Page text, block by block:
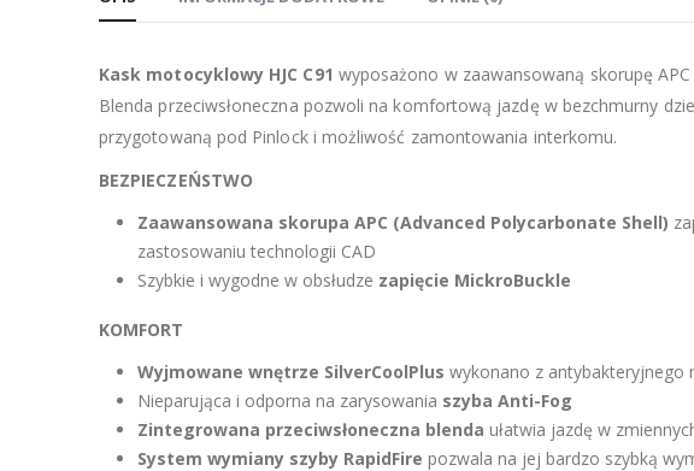
Kask motocyklowy HJC C91 wyposażono w zaawansowaną skorupę
Blenda przeciwsłoneczna pozwoli na komfortową jazdę w bezchmurny
przygotowaną pod Pinlock i możliwość zamontowania interkomu.
BEZPIECZEŃSTWO
Zaawansowana skorupa APC (Advanced Polycarbonate Shell)
zastosowaniu technologii CAD
Szybkie i wygodne w obsłudze zapięcie MickroBuckle
KOMFORT
Wyjmowane wnętrze SilverCoolPlus wykonano z antybakteryjnego
Nieparująca i odporna na zarysowania szyba Anti-Fog
Zintegrowana przeciwsłoneczna blenda ułatwia jazdę w
System wymiany szyby RapidFire pozwala na jej bardzo szybką